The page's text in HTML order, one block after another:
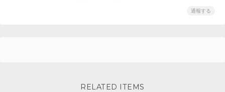
通報する
RELATED ITEMS